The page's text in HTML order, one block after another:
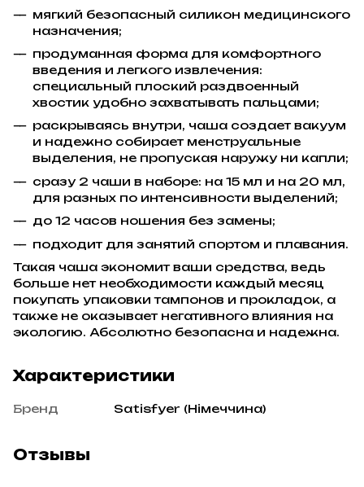
мягкий безопасный силикон медицинского
назначения;
продуманная форма для комфортного
введения и легкого извлечения:
специальный плоский раздвоенный
хвостик удобно захватывать пальцами;
раскрываясь внутри, чаша создает вакуум
и надежно собирает менструальные
выделения, не пропуская наружу ни капли;
сразу 2 чаши в наборе: на 15 мл и на 20 мл,
для разных по интенсивности выделений;
до 12 часов ношения без замены;
подходит для занятий спортом и плавания.
Такая чаша экономит ваши средства, ведь
больше нет необходимости каждый месяц
покупать упаковки тампонов и прокладок, а
также не оказывает негативного влияния на
экологию. Абсолютно безопасна и надежна.
Характеристики
Бренд Satisfyer (Німеччина)
Отзывы